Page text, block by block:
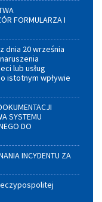
FORMULARZA I
dnia 20 września
lub usług
istotnym wpływie
SYSTEMU
DO
INCYDENTU ZA